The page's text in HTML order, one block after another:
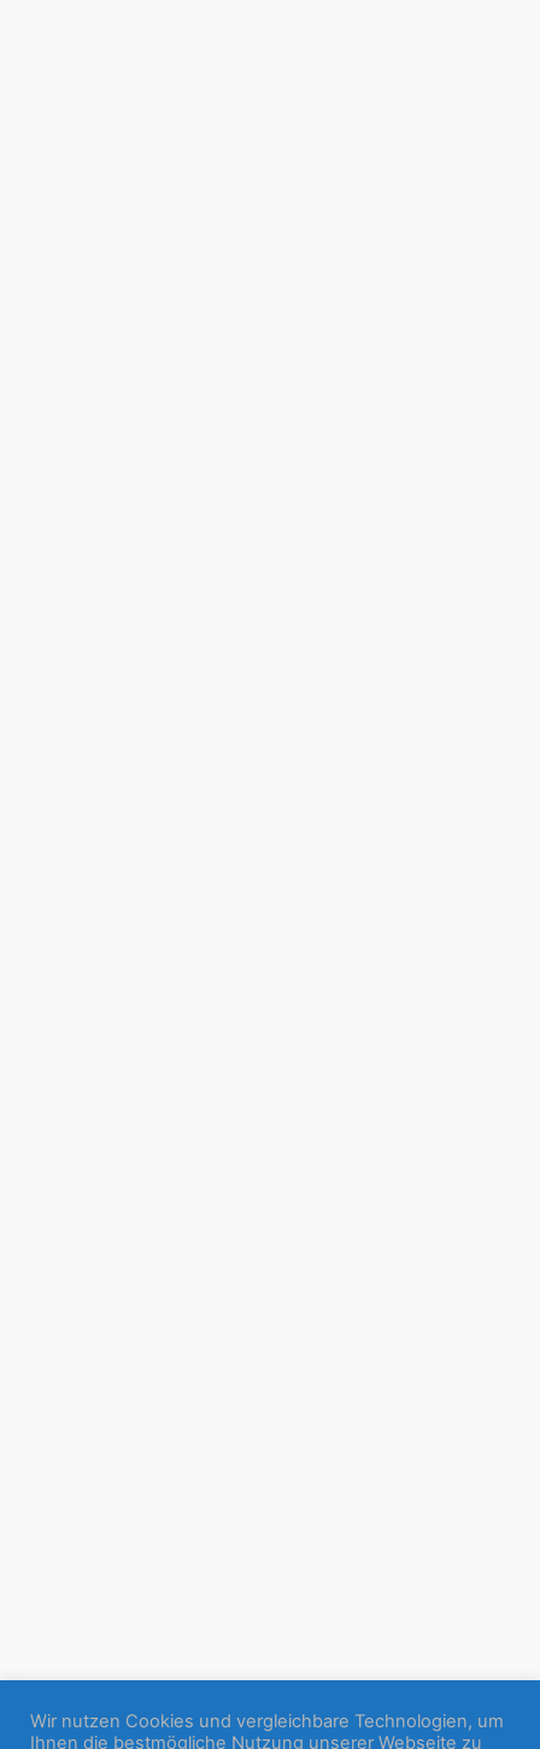
Wir nutzen Cookies und vergleichbare Technologien, um
Ihnen die bestmögliche Nutzung unserer Webseite zu